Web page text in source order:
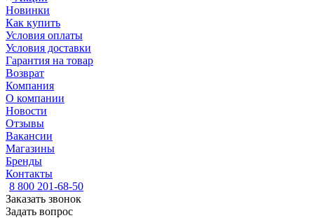
Новинки
Как купить
Условия оплаты
Условия доставки
Гарантия на товар
Возврат
Компания
О компании
Новости
Отзывы
Вакансии
Магазины
Бренды
Контакты
8 800 201-68-50
Заказать звонок
Задать вопрос